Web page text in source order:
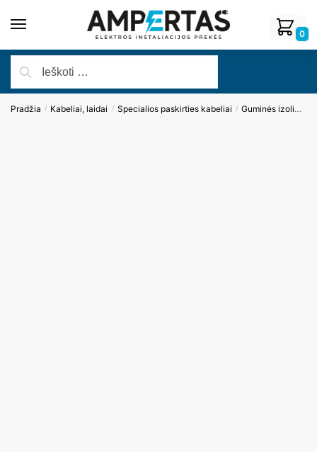
0
Pradžia / Kabeliai, laidai / Specialios paskirties kabeliai / Guminės izoliacijos kabeliai